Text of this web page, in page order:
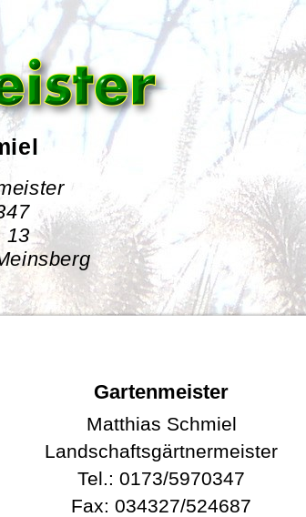
13
Gartenmeister
Matthias Schmiel
Landschaftsgärtnermeister
Tel.: 0173/5970347
Fax: 034327/524687